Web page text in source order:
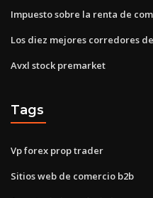
Impuesto sobre la renta de
Los diez mejores corredores
Avxl stock premarket
Tags
Vp forex prop trader
Sitios web de comercio b2b